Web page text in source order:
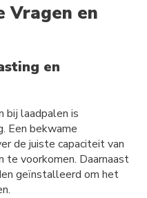
Vragen en
en
bij laadpalen is
Een bekwame
de juiste capaciteit van
te voorkomen. Daarnaast
geïnstalleerd om het